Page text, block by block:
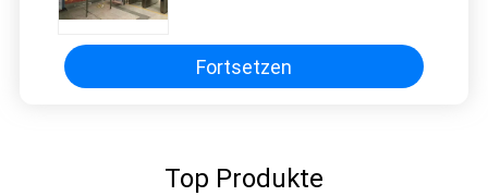
Fortsetzen
Top Produkte